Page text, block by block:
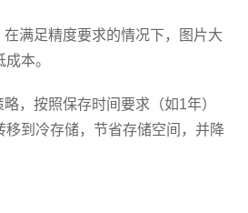
满足精度要求的情况下，图片大
本。
，按照保存时间要求（如1年）
移到冷存储，节省存储空间，并降